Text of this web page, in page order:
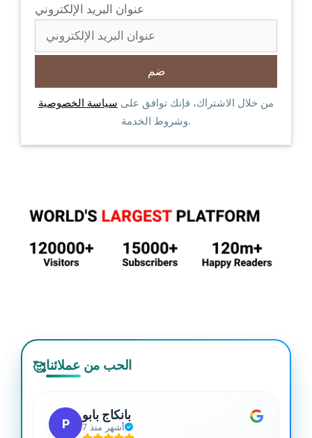
عنوان البريد الإلكتروني
من خلال الاشتراك، فإنك توافق على سياسة الخصوصية
وشروط الخدمة.
🥰الحب من عملائنا
P
بانكاج بابو
7 أشهر منذ